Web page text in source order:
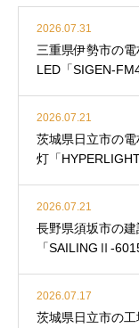
2026.07.31
三重県伊勢市の
LED「SIGEN-
2026.07.21
茨城県日立市の
灯「
2026.07.21
長野県須坂市の
「SAILINGⅡ-
2026.07.17
茨城県日立市の